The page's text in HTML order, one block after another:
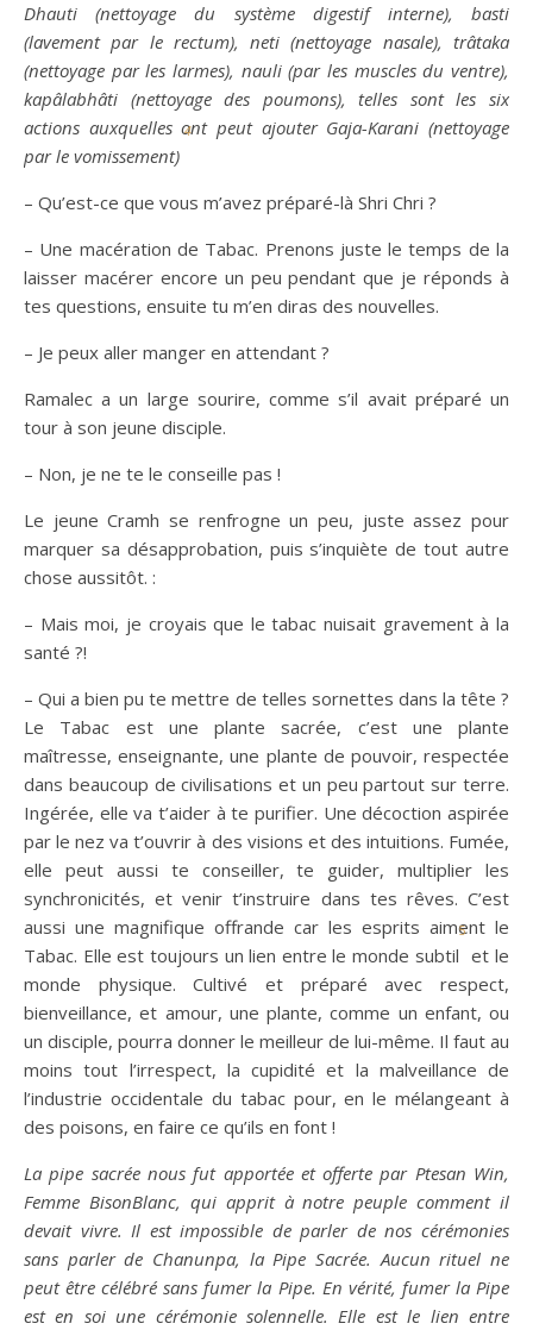
Dhauti (nettoyage du système digestif interne), basti
(lavement par le rectum), neti (nettoyage nasale), trâtaka
(nettoyage par les larmes), nauli (par les muscles du ventre),
kapâlabhâti (nettoyage des poumons), telles sont les six
actions auxquelles ont peut ajouter Gaja-Karani (nettoyage
par le vomissement)
4
– Qu’est-ce que vous m’avez préparé-là Shri Chri ?
– Une macération de Tabac. Prenons juste le temps de la
laisser macérer encore un peu pendant que je réponds à
tes questions, ensuite tu m’en diras des nouvelles.
– Je peux aller manger en attendant ?
Ramalec a un large sourire, comme s’il avait préparé un
tour à son jeune disciple.
– Non, je ne te le conseille pas !
Le jeune Cramh se renfrogne un peu, juste assez pour
marquer sa désapprobation, puis s’inquiète de tout autre
chose aussitôt. :
– Mais moi, je croyais que le tabac nuisait gravement à la
santé ?!
– Qui a bien pu te mettre de telles sornettes dans la tête ?
Le Tabac est une plante sacrée, c’est une plante
maîtresse, enseignante, une plante de pouvoir, respectée
dans beaucoup de civilisations et un peu partout sur terre.
Ingérée, elle va t’aider à te purifier. Une décoction aspirée
par le nez va t’ouvrir à des visions et des intuitions. Fumée,
elle peut aussi te conseiller, te guider, multiplier les
synchronicités, et venir t’instruire dans tes rêves. C’est
aussi une magnifique offrande car les esprits aiment le
Tabac. Elle est toujours un lien entre le monde subtil
5
et le
monde physique. Cultivé et préparé avec respect,
bienveillance, et amour, une plante, comme un enfant, ou
un disciple, pourra donner le meilleur de lui-même. Il faut au
moins tout l’irrespect, la cupidité et la malveillance de
l’industrie occidentale du tabac pour, en le mélangeant à
des poisons, en faire ce qu’ils en font !
La pipe sacrée nous fut apportée et offerte par Ptesan Win,
Femme BisonBlanc, qui apprit à notre peuple comment il
devait vivre. Il est impossible de parler de nos cérémonies
sans parler de Chanunpa, la Pipe Sacrée. Aucun rituel ne
peut être célébré sans fumer la Pipe. En vérité, fumer la Pipe
est en soi une cérémonie solennelle. Elle est le lien entre